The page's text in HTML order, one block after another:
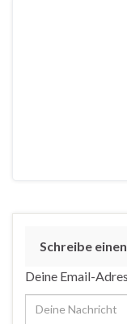
Schreibe
Deine Email-